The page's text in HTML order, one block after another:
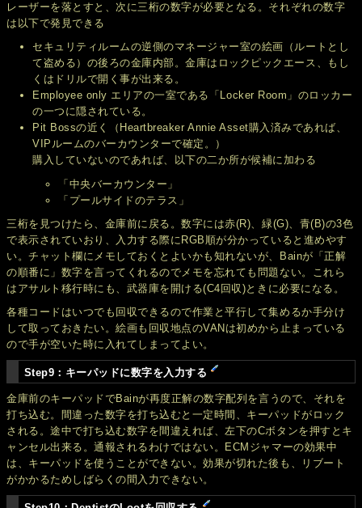
レーザーを落とすと、次に三桁の数字が必要となる。それぞれの数字
は以下で発見できる
セキュリティルームの逆側のマネージャー室の絵画（ルートとし
て盗める）の後ろの金庫内部。金庫はロックピックエース、もし
くはドリルで開く事が出来る。
Employee only エリアの一室である「Locker Room」のロッカー
の一つに隠されている。
Pit Bossの近く（Heartbreaker Annie Asset購入済みであれば、
VIPルームのバーカウンターで確定。）
購入していないのであれば、以下の二か所が候補に加わる
「中央バーカウンター」
「プールサイドのテラス」
三桁を見つけたら、金庫前に戻る。数字には赤(R)、緑(G)、青(B)の3色
で表示されていおり、入力する際にRGB順が分かっていると進めやす
い。チャット欄にメモしておくとよいかも知れないが、Bainが「正解
の順番に」数字を言ってくれるのでメモを忘れても問題ない。これら
はアサルト移行時にも、武器庫を開ける(C4回収)ときに必要になる。
各種コードはいつでも回収できるので作業と平行して集めるか手分け
して取っておきたい。絵画も回収地点のVANは初めから止まっている
ので手が空いた時に入れてしまってよい。
Step9：キーパッドに数字を入力する
金庫前のキーパッドでBainが再度正解の数字配列を言うので、それを
打ち込む。間違った数字を打ち込むと一定時間、キーパッドがロック
される。途中で打ち込む数字を間違えれば、左下のCボタンを押すとキ
ャンセル出来る。通報されるわけではない。ECMジャマーの効果中
は、キーパッドを使うことができない。効果が切れた後も、リブート
がかかるためしばらくの間入力できない。